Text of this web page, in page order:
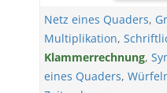
Netz eines Quaders,
Multiplikation,
Klammerrechnung,
eines Quaders,